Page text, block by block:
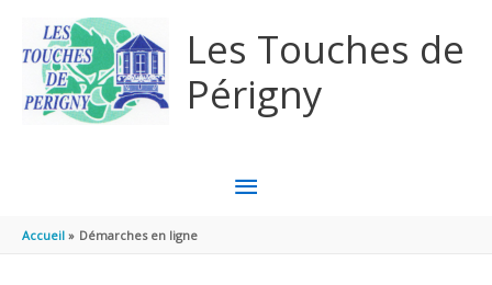
Les Touches de
Périgny
MENU
Accueil Démarches en ligne